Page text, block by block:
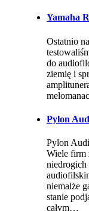
Yamaha
Ostatnio
do
ziemię i
Pylon
Pylon
Wiele firm
niedrogich
niemalże
stanie
całym…